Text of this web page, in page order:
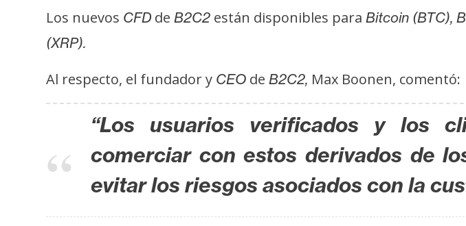
m
A
n
á
Los nuevos CFD de B2C2 están disponibles para Bitcoin (BTC),
(XRP).
Al respecto, el fundador y CEO de B2C2, Max Boonen, comentó:
“Los usuarios verificados y los
comerciar con estos derivados de
evitar los riesgos asociados con la